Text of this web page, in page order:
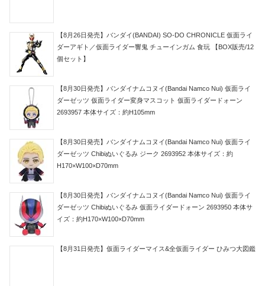
【8月26日発売】バンダイ(BANDAI) SO-DO CHRONICLE 仮面ライ
ダーアギト／仮面ライダー響鬼 チューインガム 食玩 【BOX販売/12
個セット】
【8月30日発売】バンダイナムコヌイ(Bandai Namco Nui) 仮面ライ
ダーゼッツ 仮面ライダー変身マスコット 仮面ライダードォーン
2693957 本体サイズ：約H105mm
【8月30日発売】バンダイナムコヌイ(Bandai Namco Nui) 仮面ライ
ダーゼッツ Chibiぬいぐるみ ジーク 2693952 本体サイズ：約
H170×W100×D70mm
【8月30日発売】バンダイナムコヌイ(Bandai Namco Nui) 仮面ライ
ダーゼッツ Chibiぬいぐるみ 仮面ライダードォーン 2693950 本体サ
イズ：約H170×W100×D70mm
【8月31日発売】仮面ライダーマイス&全仮面ライダー ひみつ大図鑑